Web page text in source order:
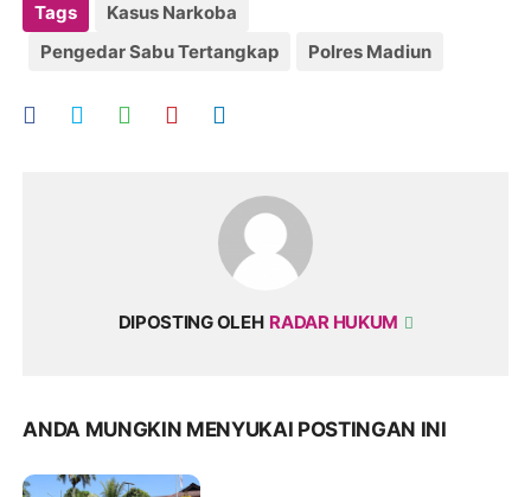
Tags
Kasus Narkoba
Pengedar Sabu Tertangkap
Polres Madiun
DIPOSTING OLEH RADAR HUKUM
ANDA MUNGKIN MENYUKAI POSTINGAN INI